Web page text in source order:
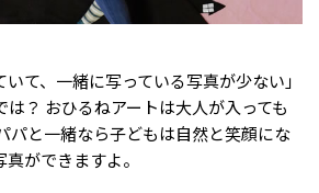
いて、一緒に写っている写真が少ない」
は？ おひるねアートは大人が入っても
パと一緒なら子どもは自然と笑顔にな
ができますよ。